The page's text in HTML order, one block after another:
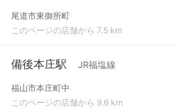
尾道市東御所町
このページの店舗から 7.5 km
備後本庄駅 JR福塩線
福山市本庄町中
このページの店舗から 9.6 km